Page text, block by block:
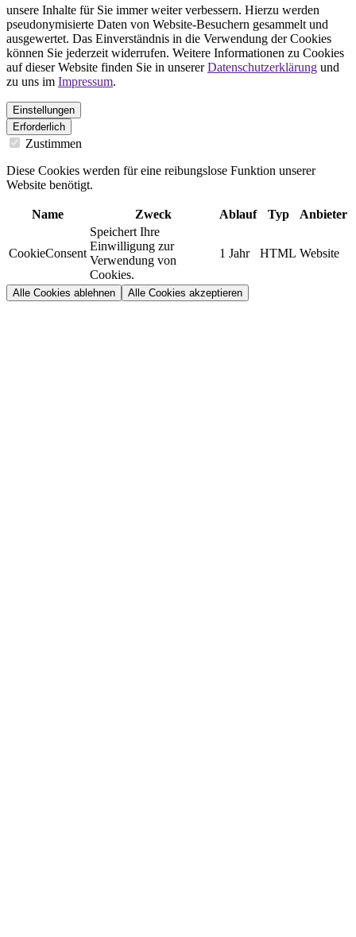
unsere Inhalte für Sie immer weiter verbessern. Hierzu werden
pseudonymisierte Daten von Website-Besuchern gesammelt und
ausgewertet. Das Einverständnis in die Verwendung der Cookies
können Sie jederzeit widerrufen. Weitere Informationen zu Cookies
auf dieser Website finden Sie in unsererDatenschutzerklärung und
zu uns im Impressum.
Einstellungen
Erforderlich
Zustimmen
Diese Cookies werden für eine reibungslose Funktion unserer
Website benötigt.
Name Zweck Ablauf Typ Anbieter
CookieConsent
Speichert Ihre
Einwilligung zur
Verwendung von
Cookies.
1 Jahr HTML Website
Alle Cookies ablehnen Alle Cookies akzeptieren